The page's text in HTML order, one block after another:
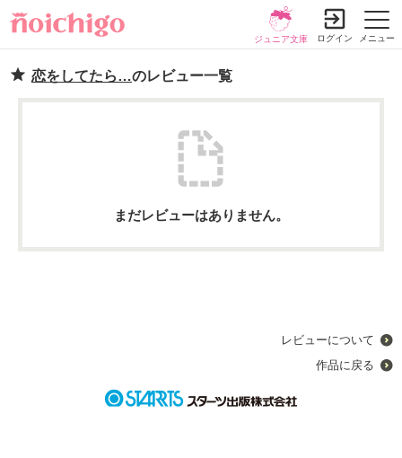
メニュー
ジュニア文庫 ログイン
恋をしてたら…のレビュー一覧
まだレビューはありません。
レビューについて
作品に戻る